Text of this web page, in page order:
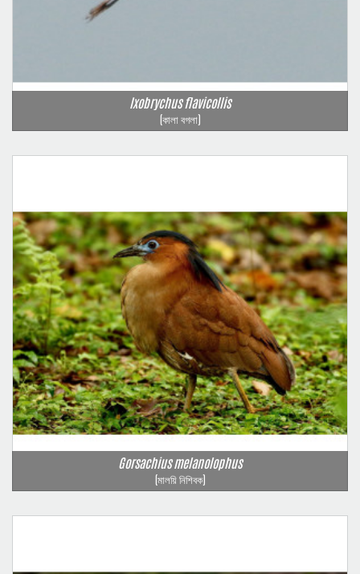
Ixobrychus flavicollis
(কালা বগলা)
Gorsachius melanolophus
(মালয়ি নিশিবক)